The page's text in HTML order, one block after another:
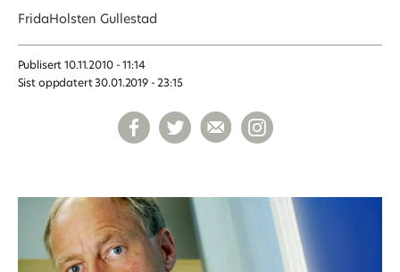
FridaHolsten Gullestad
Publisert 10.11.2010 - 11:14
Sist oppdatert 30.01.2019 - 23:15